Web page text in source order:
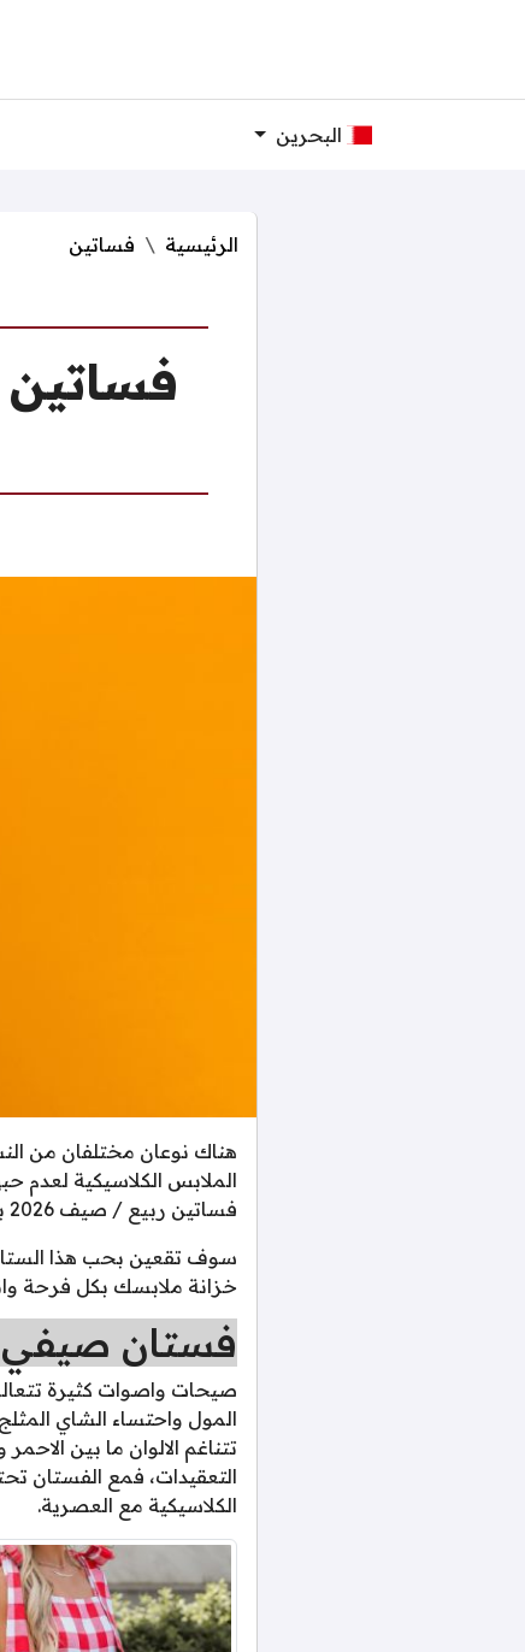
البحرين
الرئيسية فساتين
هناك نوعان مختلفان من
الملابس الكلاسيكية لعدم
فساتين ربيع / صيف 2026 بطبعات بولكا دوت والكاروهات.
سوف تقعين بحب هذا
خزانة ملابسك بكل فرحة
فستان صيفي
صيحات واصوات كثيرة
المول واحتساء الشاي
تتناغم الالوان ما بين
التعقيدات، فمع الفستان
الكلاسيكية مع العصرية.